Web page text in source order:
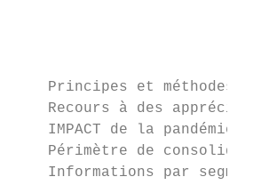
Principes et méthodes
Recours à des
IMPACT de la pandémie
Périmètre de
Informations par